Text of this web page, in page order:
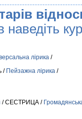
наведіть
лірика /
/ Пейзажна лірика /
/ СЕСТРИЦА /